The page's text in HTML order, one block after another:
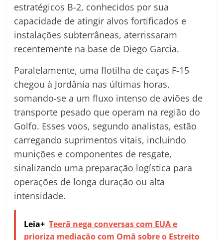
estratégicos B-2, conhecidos por sua
capacidade de atingir alvos fortificados e
instalações subterrâneas, aterrissaram
recentemente na base de Diego Garcia.
Paralelamente, uma flotilha de caças F-15
chegou à Jordânia nas últimas horas,
somando-se a um fluxo intenso de aviões de
transporte pesado que operam na região do
Golfo. Esses voos, segundo analistas, estão
carregando suprimentos vitais, incluindo
munições e componentes de resgate,
sinalizando uma preparação logística para
operações de longa duração ou alta
intensidade.
Leia+ Teerã nega conversas com EUA e
prioriza mediação com Omã sobre o Estreito